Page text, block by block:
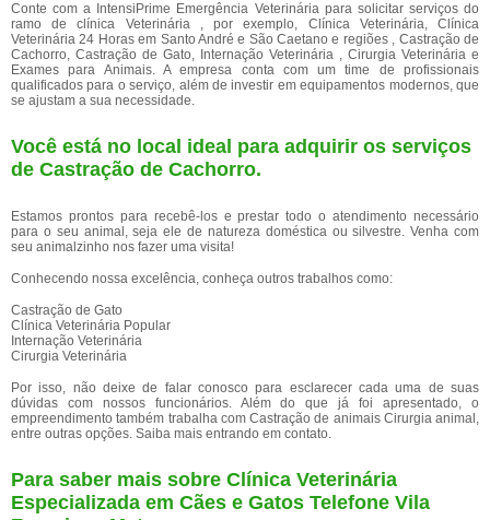
Conte com a IntensiPrime Emergência Veterinária para solicitar serviços do
ramo de clínica Veterinária , por exemplo, Clínica Veterinária, Clínica
Veterinária 24 Horas em Santo André e São Caetano e regiões , Castração de
Cachorro, Castração de Gato, Internação Veterinária , Cirurgia Veterinária e
Exames para Animais. A empresa conta com um time de profissionais
qualificados para o serviço, além de investir em equipamentos modernos, que
se ajustam a sua necessidade.
Você está no local ideal para adquirir os serviços
de Castração de Cachorro.
Estamos prontos para recebê-los e prestar todo o atendimento necessário
para o seu animal, seja ele de natureza doméstica ou silvestre. Venha com
seu animalzinho nos fazer uma visita!
Conhecendo nossa excelência, conheça outros trabalhos como:
Castração de Gato
Clínica Veterinária Popular
Internação Veterinária
Cirurgia Veterinária
Por isso, não deixe de falar conosco para esclarecer cada uma de suas
dúvidas com nossos funcionários. Além do que já foi apresentado, o
empreendimento também trabalha com Castração de animais Cirurgia animal,
entre outras opções. Saiba mais entrando em contato.
Para saber mais sobre Clínica Veterinária
Especializada em Cães e Gatos Telefone Vila